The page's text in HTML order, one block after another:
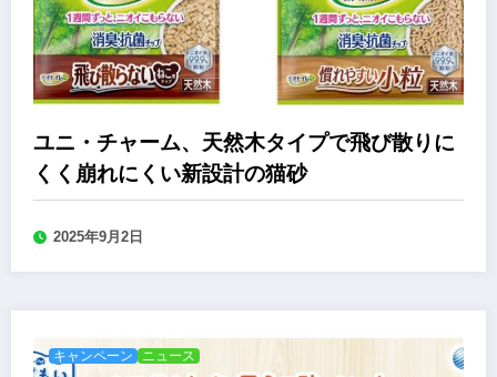
ユニ・チャーム、天然木タイプで飛び散りに
くく崩れにくい新設計の猫砂
2025年9月2日
キャンペーン ニュース